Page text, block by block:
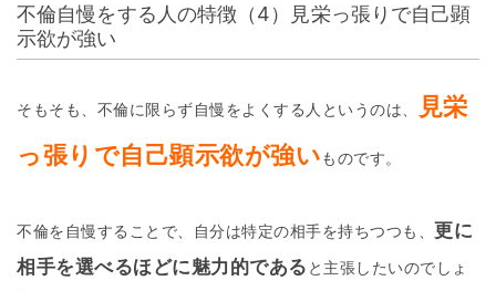
不倫自慢をする人の特徴（4）見栄っ張りで自己顕
示欲が強い
そもそも、不倫に限らず自慢をよくする人というのは、
見栄
っ張りで自己顕示欲が強いものです。
不倫を自慢することで、自分は特定の相手を持ちつつも、 更に
相手を選べるほどに魅力的である と主張したいのでしょ